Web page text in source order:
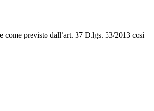
come previsto dall’art. 37 D.lgs. 33/2013 così